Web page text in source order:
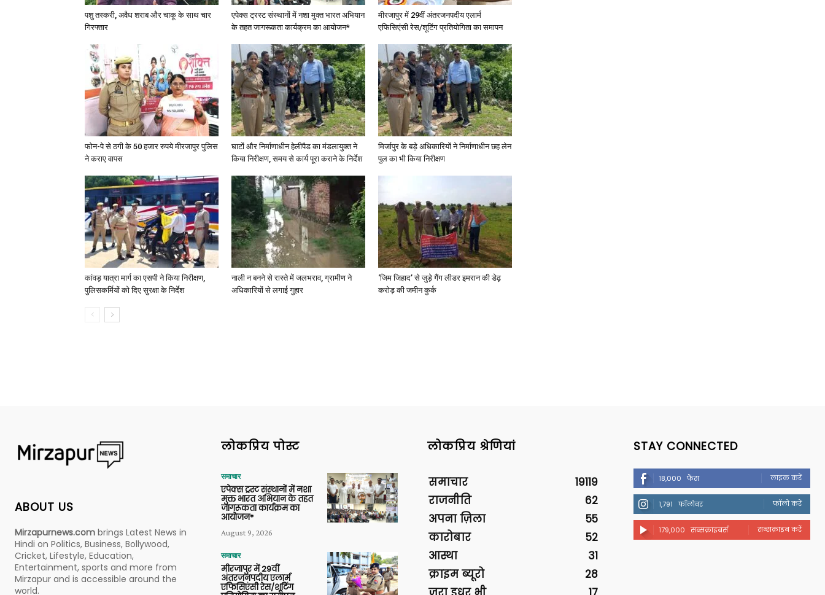
पशु तस्करी, अवैध शराब और चाकू के साथ चार
गिरफ्तार
एपेक्स ट्रस्ट संस्थानों में नशा मुक्त भारत अभियान
के तहत जागरूकता कार्यक्रम का आयोजन*
मीरजापुर में 29वीं अंतरजनपदीय एलार्म
एफिसिएंसी रेस/शूटिंग प्रतियोगिता का समापन
फोन-पे से ठगी के 50 हजार रुपये मीरजापुर पुलिस
ने कराए वापस
घाटों और निर्माणाधीन हेलीपैड का मंडलायुक्त ने
किया निरीक्षण, समय से कार्य पूरा कराने के निर्देश
मिर्जापुर के बड़े अधिकारियों ने निर्माणाधीन छह लेन
पुल का भी किया निरीक्षण
कांवड़ यात्रा मार्ग का एसपी ने किया निरीक्षण,
पुलिसकर्मियों को दिए सुरक्षा के निर्देश
नाली न बनने से रास्ते में जलभराव, ग्रामीण ने
अधिकारियों से लगाई गुहार
‘जिम जिहाद’ से जुड़े गैंग लीडर इमरान की डेढ़
करोड़ की जमीन कुर्क
ABOUT US
Mirzapurnews.com brings Latest News in
Hindi on Politics, Business, Bollywood,
Cricket, Lifestyle, Education,
Entertainment, sports and more from
Mirzapur and is accessible around the
world.
लोकप्रिय पोस्ट
समाचार
एपेक्स ट्रस्ट संस्थानों में नशा
मुक्त भारत अभियान के तहत
जागरूकता कार्यक्रम का
आयोजन*
August 9, 2026
समाचार
मीरजापुर में 29वीं
अंतरजनपदीय एलार्म
एफिसिएंसी रेस/शूटिंग
लोकप्रिय श्रेणियां
समाचार
19119
राजनीति
62
अपना ज़िला
55
कारोबार
52
आस्था
31
क्राइम ब्यूरो
28
STAY CONNECTED
18,000 फैंस लाइक करें
1,791 फॉलोवर फॉलो करें
179,000 सब्सक्राइबर्स सब्सक्राइब करें